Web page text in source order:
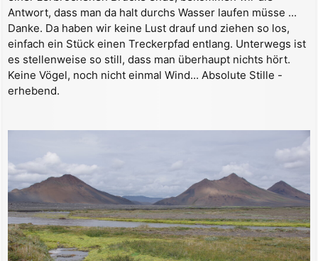
Antwort, dass man da halt durchs Wasser laufen müsse ...
Danke. Da haben wir keine Lust drauf und ziehen so los,
einfach ein Stück einen Treckerpfad entlang. Unterwegs ist
es stellenweise so still, dass man überhaupt nichts hört.
Keine Vögel, noch nicht einmal Wind... Absolute Stille -
erhebend.